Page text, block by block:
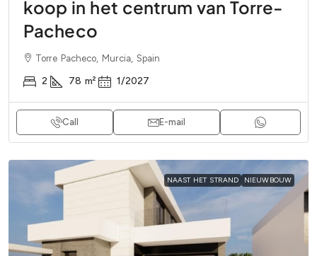
koop in het centrum van Torre-
Pacheco
Torre Pacheco, Murcia, Spain
2 78 m² 1/2027
Call E-mail
NAAST HET STRAND NIEUWBOUW